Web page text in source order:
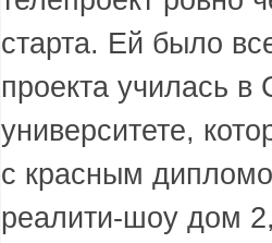
старта. Ей было
проекта училась в
университете,
с красным
реалити-шоу дом